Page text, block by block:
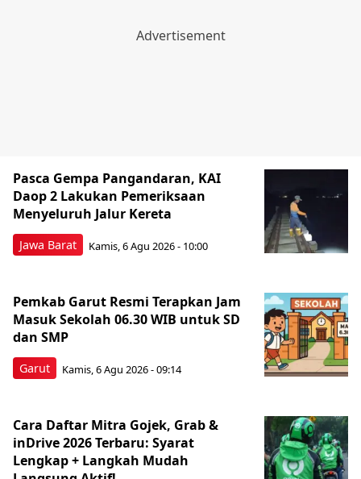
Jawa Barat
Pasca Gempa Pangandaran, KAI
Daop 2 Lakukan Pemeriksaan
Menyeluruh Jalur Kereta
Kamis, 6 Agu 2026 - 10:00
Garut
Pemkab Garut Resmi Terapkan Jam
Masuk Sekolah 06.30 WIB untuk SD
dan SMP
Kamis, 6 Agu 2026 - 09:14
Cara Daftar Mitra Gojek, Grab &
inDrive 2026 Terbaru: Syarat
Lengkap + Langkah Mudah